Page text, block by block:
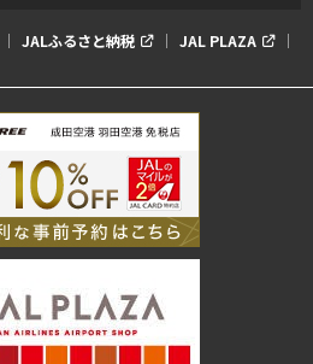
JALふるさと納税 JAL PLAZA